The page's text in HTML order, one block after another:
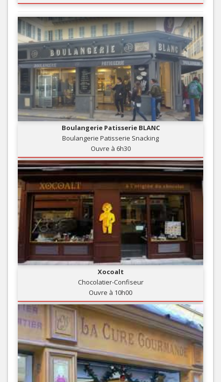
Boulangerie Patisserie BLANC
Boulangerie Patisserie Snacking
Ouvre à 6h30
Xocoalt
Chocolatier-Confiseur
Ouvre à 10h00